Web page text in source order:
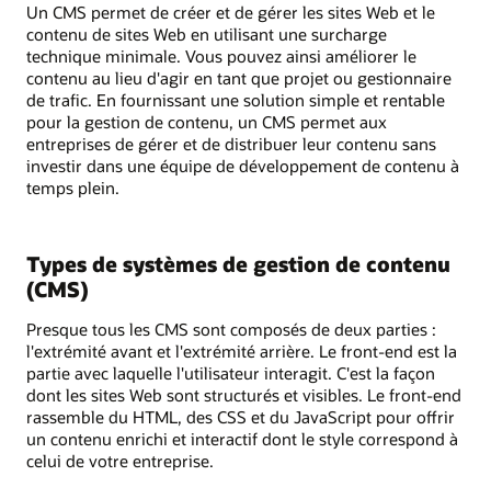
Un CMS permet de créer et de gérer les sites Web et le
contenu de sites Web en utilisant une surcharge
technique minimale. Vous pouvez ainsi améliorer le
contenu au lieu d'agir en tant que projet ou gestionnaire
de trafic. En fournissant une solution simple et rentable
pour la gestion de contenu, un CMS permet aux
entreprises de gérer et de distribuer leur contenu sans
investir dans une équipe de développement de contenu à
temps plein.
Types de systèmes de gestion de contenu
(CMS)
Presque tous les CMS sont composés de deux parties :
l'extrémité avant et l'extrémité arrière. Le front-end est la
partie avec laquelle l'utilisateur interagit. C'est la façon
dont les sites Web sont structurés et visibles. Le front-end
rassemble du HTML, des CSS et du JavaScript pour offrir
un contenu enrichi et interactif dont le style correspond à
celui de votre entreprise.